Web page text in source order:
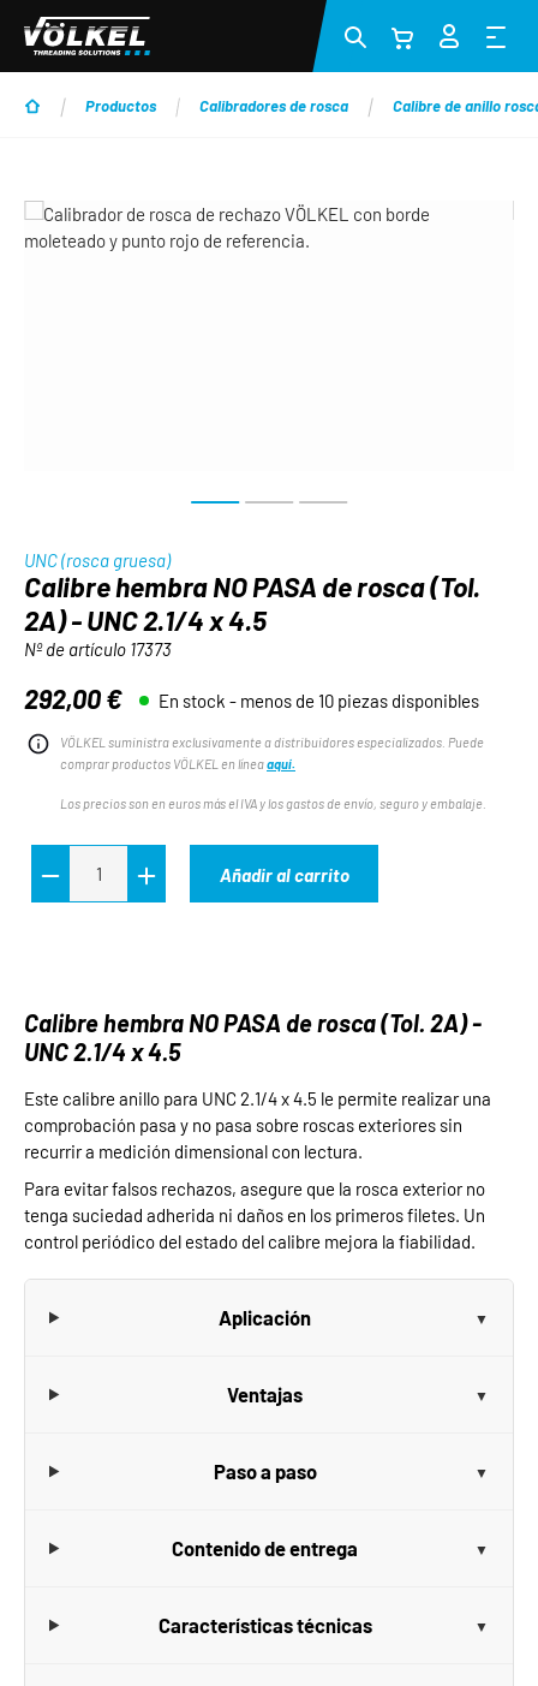
Saltar al contenido principal
Productos Calibradores de rosca Calibre de anillo
Omitir galería de imágenes
UNC (rosca gruesa)
Calibre hembra NO PASA de rosca (Tol.
2A) - UNC 2.1/4 x 4.5
Nº de artículo 17373
Precio normal:
292,00 € En stock - menos de 10 piezas disponibles
VÖLKEL suministra exclusivamente a distribuidores especializados. Puede
comprar productos VÖLKEL en líneaaquí.
Los precios son en euros más el IVA y los gastos de envío, seguro y embalaje.
Añadir al carrito
Calibre hembra NO PASA de rosca (Tol. 2A) -
UNC 2.1/4 x 4.5
Este calibre anillo para UNC 2.1/4 x 4.5 le permite realizar una
comprobación pasa y no pasa sobre roscas exteriores sin
recurrir a medición dimensional con lectura.
Para evitar falsos rechazos, asegure que la rosca exterior no
tenga suciedad adherida ni daños en los primeros filetes. Un
control periódico del estado del calibre mejora la fiabilidad.
Aplicación
Ventajas
Paso a paso
Contenido de entrega
Características técnicas